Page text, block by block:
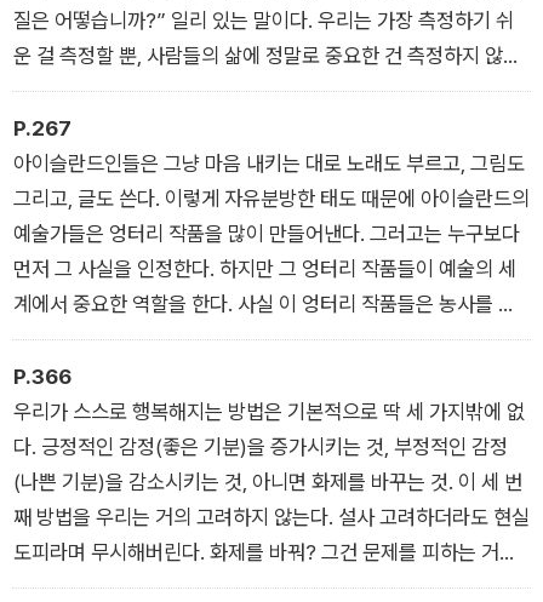
질은 어떻습니까?” 일리 있는 말이다. 우리는 가장 측정하기 쉬
운 걸 측정할 뿐, 사람들의 삶에 정말로 중요한 건 측정하지 않는
다. 국민행복지수는 이 문제를 바로잡으려고 만들어진 것이다.
(3장 부탄: 행복은 국가의 최대 목표다)
P.267
아이슬란드인들은 그냥 마음 내키는 대로 노래도 부르고, 그림도
그리고, 글도 쓴다. 이렇게 자유분방한 태도 때문에 아이슬란드의
예술가들은 엉터리 작품을 많이 만들어낸다. 그러고는 누구보다
먼저 그 사실을 인정한다. 하지만 그 엉터리 작품들이 예술의 세
계에서 중요한 역할을 한다. 사실 이 엉터리 작품들은 농사를 지
을 때의 거름과 같다. 엉터리들 덕분에 좋은 작품이 자랄 수 있는
것이다. 엉터리가 없으면 좋은 작품이 나올 수 없다. (5장 아이슬
란드: 행복은 실패할 수 있는 기회다)
P.366
우리가 스스로 행복해지는 방법은 기본적으로 딱 세 가지밖에 없
다. 긍정적인 감정(좋은 기분)을 증가시키는 것, 부정적인 감정
(나쁜 기분)을 감소시키는 것, 아니면 화제를 바꾸는 것. 이 세 번
째 방법을 우리는 거의 고려하지 않는다. 설사 고려하더라도 현실
도피라며 무시해버린다. 화제를 바꿔? 그건 문제를 피하는 거지.
비겁한 행동이야! 태국 사람들에게 이건 낯설고 아주 어리석은 생